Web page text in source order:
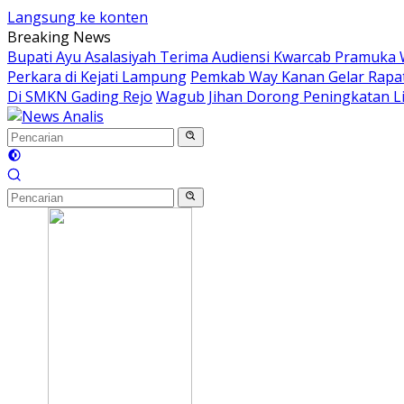
Langsung ke konten
Breaking News
Bupati Ayu Asalasiyah Terima Audiensi Kwarcab
Perkara di Kejati Lampung Pemkab Way Kanan Gelar
Di SMKN Gading Rejo Wagub Jihan Dorong Peningkatan